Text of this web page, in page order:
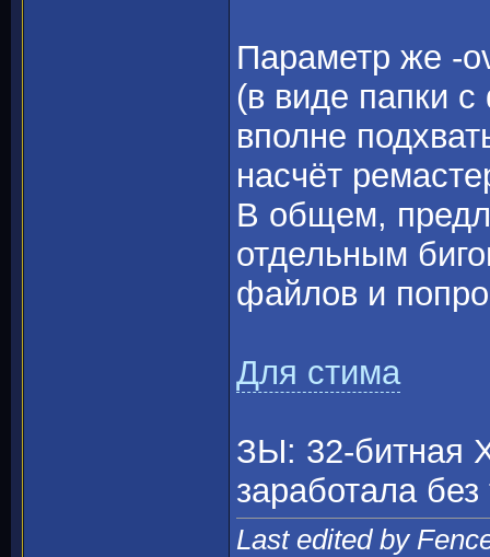
Параметр же -
(в виде папки
вполне
насчёт
В общем,
отдельным
файлов и
Для стима
ЗЫ: 32-битная
заработала
Last edited by